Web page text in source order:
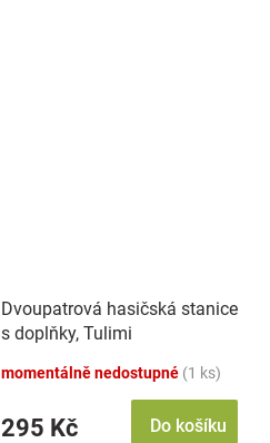
Dvoupatrová hasičská stanice
s doplňky, Tulimi
momentálně nedostupné (1 ks)
295 Kč Do košíku